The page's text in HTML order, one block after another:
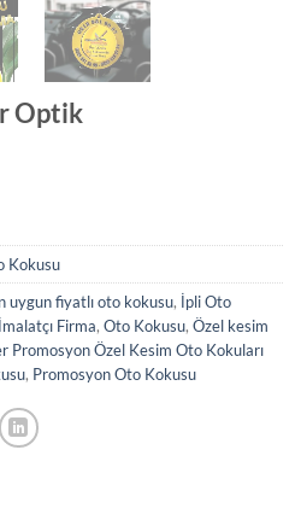
Optik
Kokusu
uygun fiyatlı oto kokusu, İpli Oto
Firma, Oto Kokusu, Özel kesim
Promosyon Özel Kesim Oto Kokuları
, Promosyon Oto Kokusu